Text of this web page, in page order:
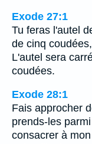
Exode 27:1
Tu feras l'autel
de cinq
L'autel sera
coudées.
Exode 28:1
Fais approcher
prends-les
consacrer à